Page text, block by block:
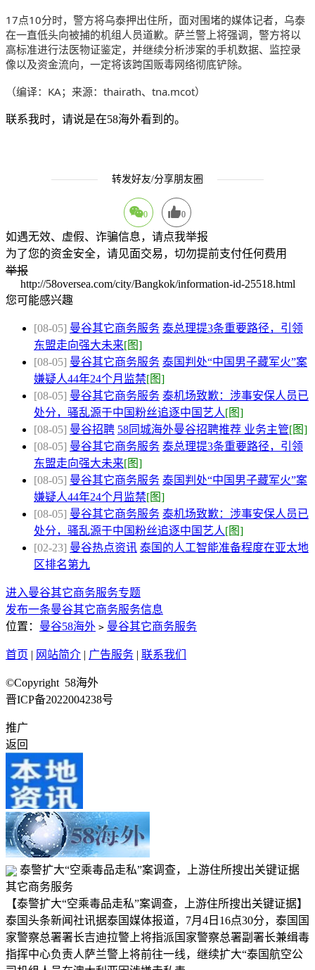
17点10分时，警方将乌泰押出住所，面对围堵的媒体记者，乌泰
在一直低头向被捕的机组人员道歉。萨兰警上将强调，警方将以
高标准进行法医物证鉴定，并继续分析涉案的手机数据、监控录
像以及资金流向，一定将该跨国贩毒网络彻底铲除。
（编译：KA；来源：thairath、tna.mcot）
联系我时，请说是在58海外看到的。
转发好友/分享朋友圈
0 0
如遇无效、虚假、诈骗信息，请点我举报
为了您的资金安全，请见面交易，切勿提前支付任何费用
举报
http://58oversea.com/city/Bangkok/information-id-25518.html
您可能感兴趣
[08-05] 曼谷其它商务服务 泰总理提3条重要路径，引领
东盟走向强大未来[图]
[08-05] 曼谷其它商务服务 泰国判处“中国男子藏军火”案
嫌疑人44年24个月监禁[图]
[08-05] 曼谷其它商务服务 泰机场致歉：涉事安保人员已
处分，骚乱源于中国粉丝追逐中国艺人[图]
[08-05] 曼谷招聘 58同城海外曼谷招聘推荐 业务主管[图]
[08-05] 曼谷其它商务服务 泰总理提3条重要路径，引领
东盟走向强大未来[图]
[08-05] 曼谷其它商务服务 泰国判处“中国男子藏军火”案
嫌疑人44年24个月监禁[图]
[08-05] 曼谷其它商务服务 泰机场致歉：涉事安保人员已
处分，骚乱源于中国粉丝追逐中国艺人[图]
[02-23] 曼谷热点资讯 泰国的人工智能准备程度在亚太地
区排名第九
进入曼谷其它商务服务专题
发布一条曼谷其它商务服务信息
位置： 曼谷58海外 > 曼谷其它商务服务
首页 | 网站简介 | 广告服务 | 联系我们
©Copyright 58海外
晋ICP备2022004238号
推广
返回
泰警扩大“空乘毒品走私”案调查，上游住所搜出关键证据
其它商务服务
【泰警扩大“空乘毒品走私”案调查，上游住所搜出关键证据】
泰国头条新闻社讯据泰国媒体报道，7月4日16点30分，泰国国
家警察总署署长吉迪拉警上将指派国家警察总署副署长兼缉毒
指挥中心负责人萨兰警上将前往一线，继续扩大“泰国航空公